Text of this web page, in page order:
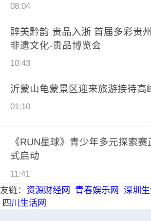
08:04
醉美黔韵 贵品入浙 首届多彩贵州
非遗文化-贵品博览会
10:43
沂蒙山龟蒙景区迎来旅游接待高
01:10
《RUN星球》青少年多元探索赛
式启动
11:41
友链： 资源财经网 青春娱乐网 深圳
四川生活网